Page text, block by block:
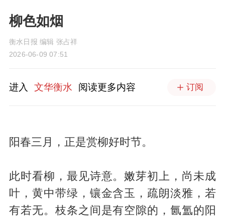
柳色如烟
衡水日报 编辑 张占祥
2026-06-09 07:51
进入 文华衡水 阅读更多内容 订阅
阳春三月，正是赏柳好时节。
此时看柳，最见诗意。嫩芽初上，尚未成
叶，黄中带绿，镶金含玉，疏朗淡雅，若
有若无。枝条之间是有空隙的，氤氲的阳